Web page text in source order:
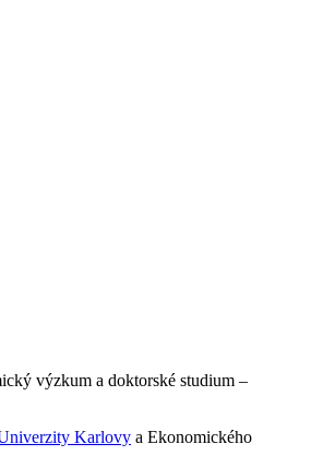
výzkum a doktorské studium –
Karlovy a Ekonomického